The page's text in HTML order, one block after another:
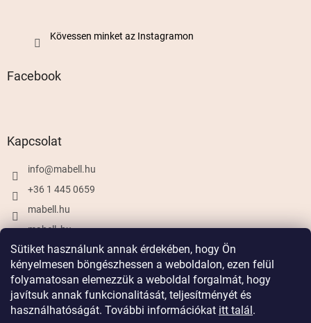
Sütiket használunk annak érdekében, hogy Ön
kényelmesen böngészhessen a weboldalon, ezen felül
folyamatosan elemezzük a weboldal forgalmát, hogy
javítsuk annak funkcionalitását, teljesítményét és
használhatóságát. További információkat itt talál.
Kövessen minket az Instagramon
Facebook
Kapcsolat
info@mabell.hu
+36 1 445 0659
mabell.hu
mabell_hu
Shoptet készítette